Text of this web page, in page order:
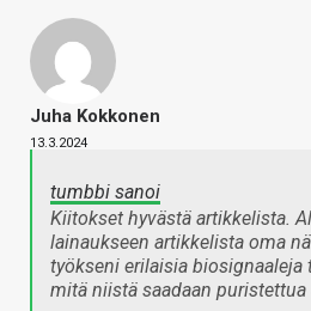
Juha Kokkonen
13.3.2024
tumbbi sanoi
Kiitokset hyvästä artikkelista.
lainaukseen artikkelista oma
työkseni erilaisia
mitä niistä saadaan puristettua